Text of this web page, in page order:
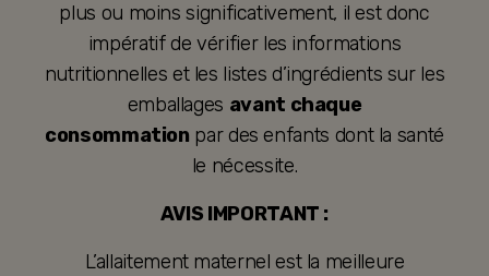
plus ou moins significativement, il est donc
impératif de vérifier les informations
nutritionnelles et les listes d’ingrédients sur les
emballages avant chaque
consommation par des enfants dont la santé
le nécessite.
AVIS IMPORTANT :
L’allaitement maternel est la meilleure